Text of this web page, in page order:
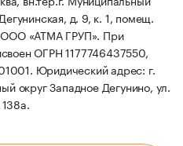
д. 9, к. 1, помещ.
ООО «АТМА ГРУП». При
ОГРН 1177746437550,
Юридический адрес: г.
округ Западное Дегунино, ул.